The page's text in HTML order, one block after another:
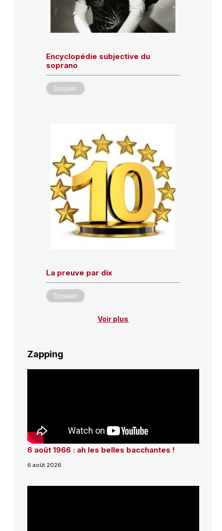
Encyclopédie subjective du
soprano
Dossier
La preuve par dix
Dossier
Voir plus
Zapping
6 août 1966 : ah les belles bacchantes !
6 août 2026